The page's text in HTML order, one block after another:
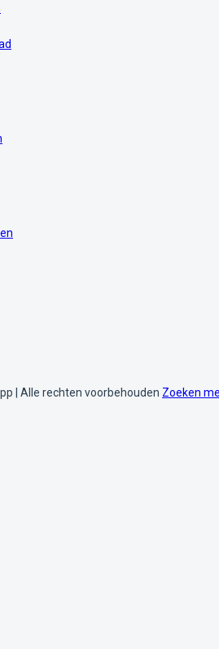
| Alle rechten voorbehouden Zoeken